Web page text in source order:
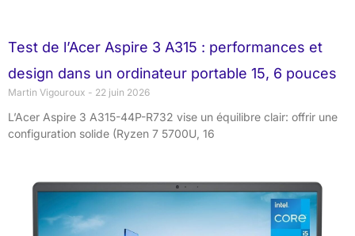
Test de l’Acer Aspire 3 A315 : performances et
design dans un ordinateur portable 15, 6 pouces
Martin Vigouroux 22 juin 2026
L’Acer Aspire 3 A315-44P-R732 vise un équilibre clair: offrir une
configuration solide (Ryzen 7 5700U, 16